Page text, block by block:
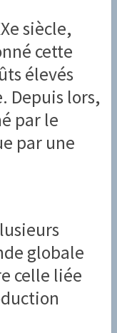
siècle,
cette
élevés
Depuis lors,
par le
par une
globale
celle liée